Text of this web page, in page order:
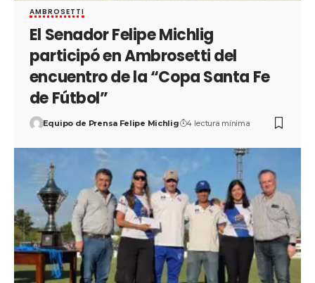
AMBROSETTI
El Senador Felipe Michlig
participó en Ambrosetti del
encuentro de la “Copa Santa Fe
de Fútbol”
Equipo de Prensa Felipe Michlig 4 lectura mínima